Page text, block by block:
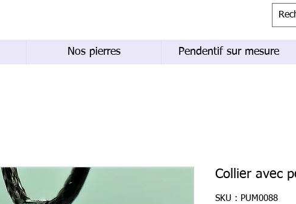
Nos pierres Pendentif sur mesure
Collier avec
SKU : PUM0088